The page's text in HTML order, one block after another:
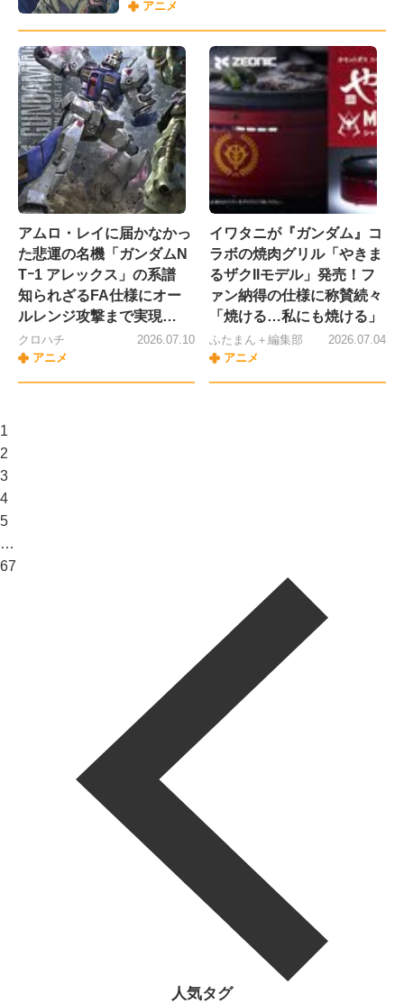
アニメ
アムロ・レイに届かなかっ
た悲運の名機「ガンダムN
Tｰ1 アレックス」の系譜
知られざるFA仕様にオー
ルレンジ攻撃まで実現…
クロハチ
アニメ
2026.07.10
イワタニが『ガンダム』コ
ラボの焼肉グリル「やきま
るザクIIモデル」発売！フ
ァン納得の仕様に称賛続々
「焼ける…私にも焼ける」
ふたまん＋編集部
アニメ
2026.07.04
1
2
3
4
5
…
67
人気タグ